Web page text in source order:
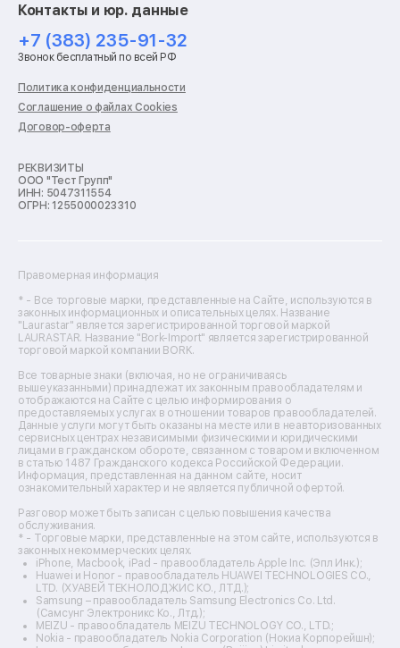
Ремонт роботов-пылесосов
Ремонт холодильников
Ремонт стиральных машин
Ремонт пылесосов
Ремонт варочных панелей
Ремонт духовых шкафов
Ремонт кондиционеров
Ремонт кухонных комбайнов
Ремонт морозильных камер
Ремонт отпаривателей
Ремонт плоттеров
Ремонт фенов
Ремонт цифровых биноклей
Ремонт тепловизоров
Ремонт массажных кресел
Ремонт водонагревателей
Ремонт вытяжек
Ремонт источников бесперебойного питания
Ремонт пароварок
Ремонт микшерных пультов
Ремонт dj-пультов
Ремонт кухонных плит
Ремонт стедикамов
Ремонт оптических прицелов
Ремонт электровелосипедов
Ремонт видеокамер
Ремонт эхолотов
Ремонт 3d-принтеров
Ремонт прицелов ночного видения
Ремонт винных шкафов
Ремонт выпрямителей
Ремонт сушилок для рук
Ремонт дальномеров
Ремонт снегоуборщиков
Контакты и юр. данные
+7 (383) 235-91-32
Звонок бесплатный по всей РФ
Политика конфиденциальности
Соглашение о файлах Cookies
Договор-оферта
РЕКВИЗИТЫ
ООО "Тест Групп"
ИНН: 5047311554
ОГРН: 1255000023310
Правомерная информация
* - Все торговые марки, представленные на Сайте, используются в
законных информационных и описательных целях. Название
"Laurastar" является зарегистрированной торговой маркой
LAURASTAR. Название "Bork-Import" является зарегистрированной
торговой маркой компании BORK.
Все товарные знаки (включая, но не ограничиваясь
вышеуказанными) принадлежат их законным правообладателям и
отображаются на Сайте с целью информирования о
предоставляемых услугах в отношении товаров правообладателей.
Данные услуги могут быть оказаны на месте или в неавторизованных
сервисных центрах независимыми физическими и юридическими
лицами в гражданском обороте, связанном с товаром и включенном
в статью 1487 Гражданского кодекса Российской Федерации.
Информация, представленная на данном сайте, носит
ознакомительный характер и не является публичной офертой.
Разговор может быть записан с целью повышения качества
обслуживания.
* - Торговые марки, представленные на этом сайте, используются в
законных некоммерческих целях.
iPhone, Macbook, iPad - правообладатель Apple Inc. (Эпл Инк.);
Huawei и Honor - правообладатель HUAWEI TECHNOLOGIES CO.,
LTD. (ХУАВЕЙ ТЕКНОЛОДЖИС КО., ЛТД.);
Samsung – правообладатель Samsung Electronics Co. Ltd.
(Самсунг Электроникс Ко., Лтд.);
MEIZU - правообладатель MEIZU TECHNOLOGY CO., LTD.;
Nokia - правообладатель Nokia Corporation (Нокиа Корпорейшн);